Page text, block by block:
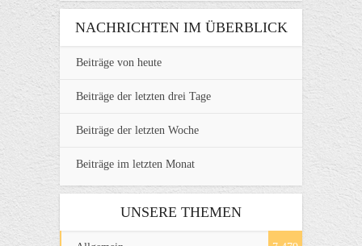
NACHRICHTEN IM ÜBERBLICK
Beiträge von heute
Beiträge der letzten drei Tage
Beiträge der letzten Woche
Beiträge im letzten Monat
UNSERE THEMEN